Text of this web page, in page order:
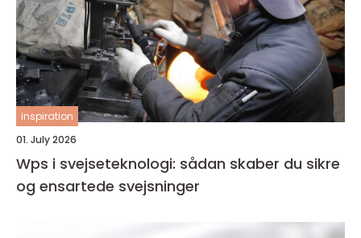
inspiration
01. July 2026
Wps i svejseteknologi: sådan skaber du sikre
og ensartede svejsninger